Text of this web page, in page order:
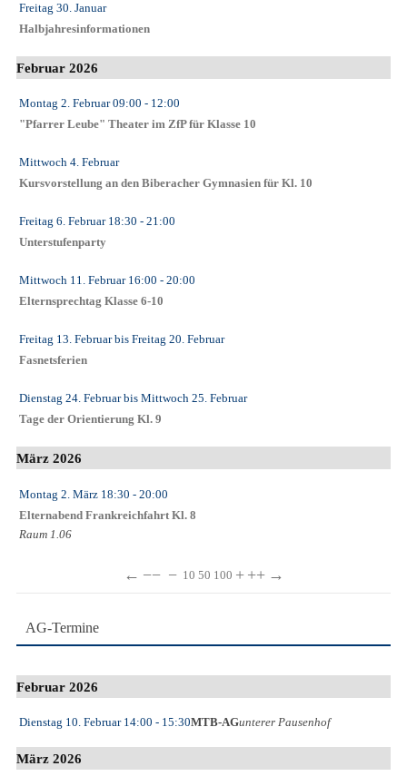
Freitag 30. Januar
Halbjahresinformationen
Februar 2026
Montag 2. Februar09:00 - 12:00
"Pfarrer Leube" Theater im ZfP für Klasse 10
Mittwoch 4. Februar
Kursvorstellung an den Biberacher Gymnasien für Kl. 10
Freitag 6. Februar18:30 - 21:00
Unterstufenparty
Mittwoch 11. Februar16:00 - 20:00
Elternsprechtag Klasse 6-10
Freitag 13. Februarbis Freitag 20. Februar
Fasnetsferien
Dienstag 24. Februarbis Mittwoch 25. Februar
Tage der Orientierung Kl. 9
März 2026
Montag 2. März 18:30 - 20:00
Elternabend Frankreichfahrt Kl. 8
Raum 1.06
← −− − 10 50 100 + ++ →
AG-Termine
Februar 2026
Dienstag 10. Februar14:00 - 15:30MTB-AGunterer Pausenhof
März 2026